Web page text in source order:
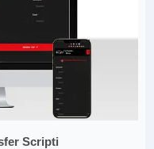
Scripti